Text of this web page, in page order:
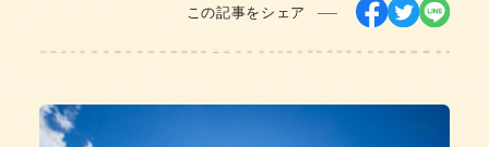
この記事をシェア